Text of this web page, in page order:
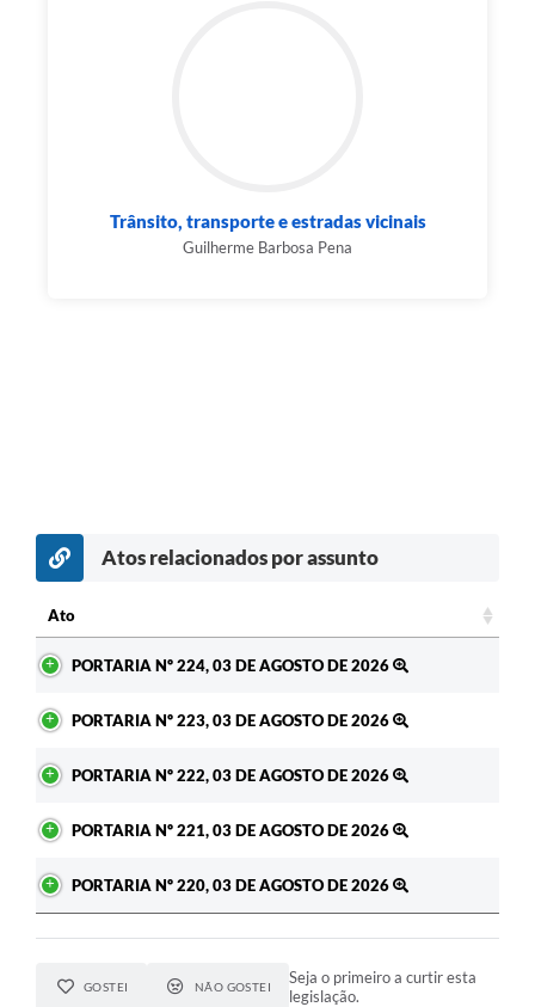
Trânsito, transporte e estradas vicinais
Guilherme Barbosa Pena
Atos relacionados por assunto
Ato
PORTARIA Nº 224, 03 DE AGOSTO DE 2026
PORTARIA Nº 223, 03 DE AGOSTO DE 2026
PORTARIA Nº 222, 03 DE AGOSTO DE 2026
PORTARIA Nº 221, 03 DE AGOSTO DE 2026
PORTARIA Nº 220, 03 DE AGOSTO DE 2026
GOSTEI NÃO GOSTEI
Seja o primeiro a curtir esta
legislação.